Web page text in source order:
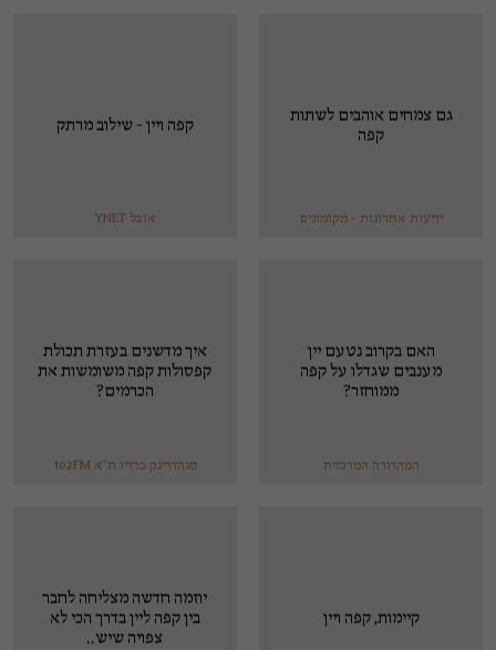
גם צמחים אוהבים לשתות
קפה
ידיעות אחרונות - מקומונים
קפה ויין - שילוב מרתק
אוכל YNET
האם בקרוב נטעם יין
מענבים שגדלו על קפה
ממוחזר?
המהדורה המרכזית
איך מדשנים בעזרת תכולת
קפסולות קפה משומשות את
הכרמים?
סנהדרינק ברדיו ת”א 102FM
קיימות, קפה ויין
יוזמה חדשה מצליחה לחבר
בין קפה ליין בדרך הכי לא
צפויה שיש..